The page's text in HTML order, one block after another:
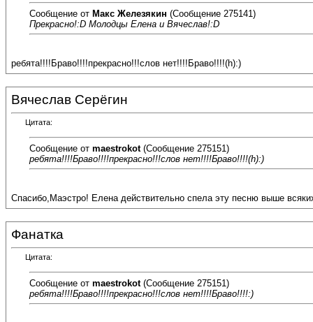
Сообщение от Макс Железякин (Сообщение 275141)
Прекрасно!:D Молодцы Елена и Вячеслав!:D
ребята!!!!Браво!!!!прекрасно!!!слов нет!!!!Браво!!!!(h):)
Вячеслав Серёгин
Цитата:
Сообщение от maestrokot(Сообщение 275151)
ребята!!!!Браво!!!!прекрасно!!!слов нет!!!!Браво!!!!(h):)
Спасибо,Маэстро! Елена действительно спела эту песню выше
Фанатка
Цитата:
Сообщение от maestrokot(Сообщение 275151)
ребята!!!!Браво!!!!прекрасно!!!слов нет!!!!Браво!!!!:)